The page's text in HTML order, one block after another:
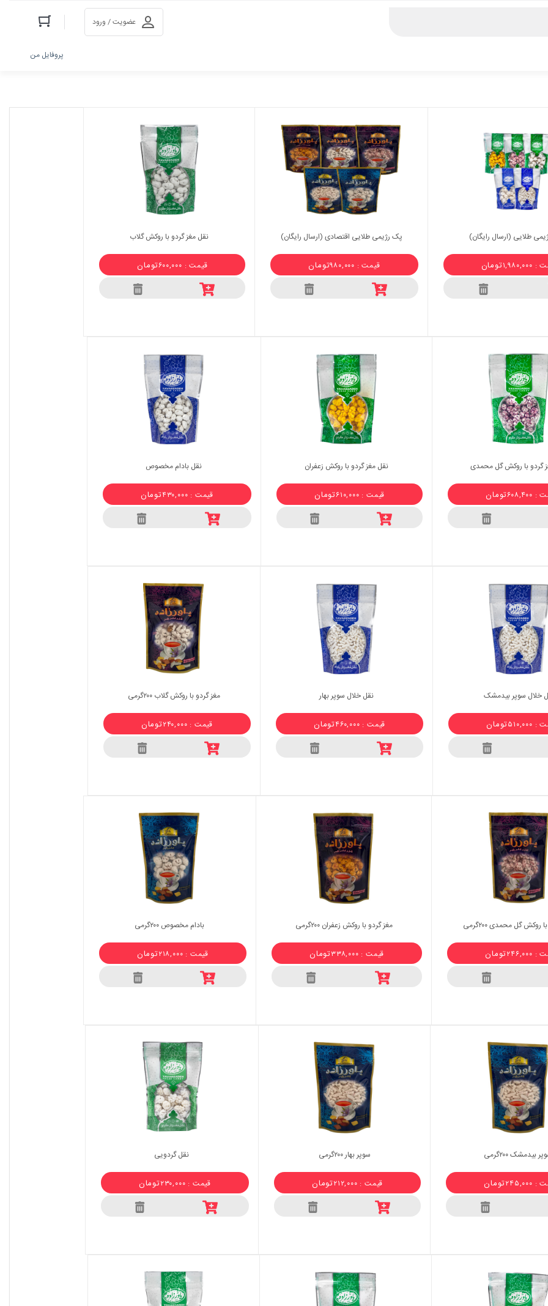
عضویت / ورود
پروفایل من
طلایی (ارسال رایگان)
تومان
پک رژیمی طلایی اقتصادی (ارسال رایگان)
قیمت : ۹۸۰,۰۰۰ تومان
نقل مغز گردو با روکش گلاب
قیمت : ۶۰۰,۰۰۰ تومان
گردو با روکش گل محمدی
تومان
نقل مغز گردو با روکش زعفران
قیمت : ۶۱۰,۰۰۰ تومان
نقل بادام مخصوص
قیمت : ۴۳۰,۰۰۰ تومان
خلال سوپر بیدمشک
تومان
نقل خلال سوپر بهار
قیمت : ۴۶۰,۰۰۰ تومان
مغز گردو با روکش گلاب ۲۰۰گرمی
قیمت : ۲۴۰,۰۰۰ تومان
روکش گل محمدی ۲۰۰گرمی
تومان
مغز گردو با روکش زعفران ۲۰۰گرمی
قیمت : ۳۳۸,۰۰۰ تومان
بادام مخصوص ۲۰۰گرمی
قیمت : ۲۱۸,۰۰۰ تومان
بیدمشک ۲۰۰گرمی
تومان
سوپر بهار ۲۰۰گرمی
قیمت : ۲۱۲,۰۰۰ تومان
نقل گردویی
قیمت : ۲۳۰,۰۰۰ تومان